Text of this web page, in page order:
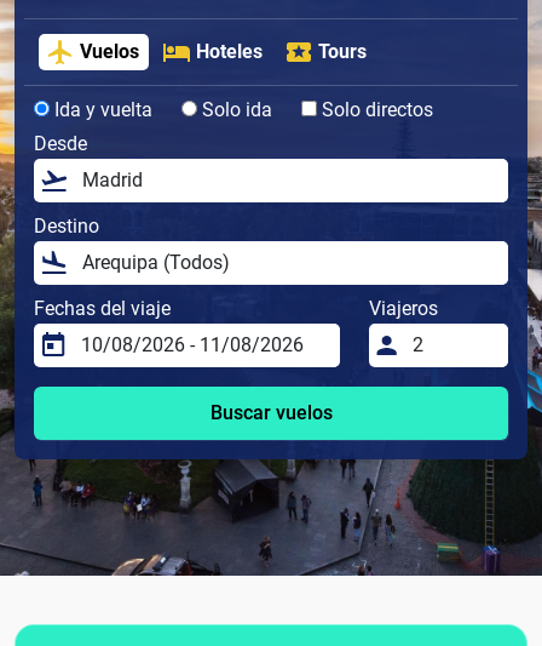
Vuelos Hoteles Tours
Ida y vuelta Solo ida
Solo directos
Desde
Destino
Fechas del viaje Viajeros
Buscar vuelos